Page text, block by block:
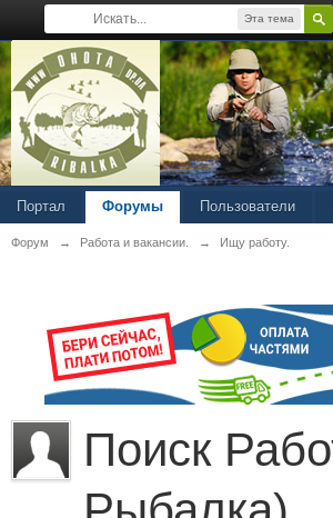
Эта тема
Портал Форумы Пользователи
Форум → Работа и вакансии. → Ищу работу.
Поиск